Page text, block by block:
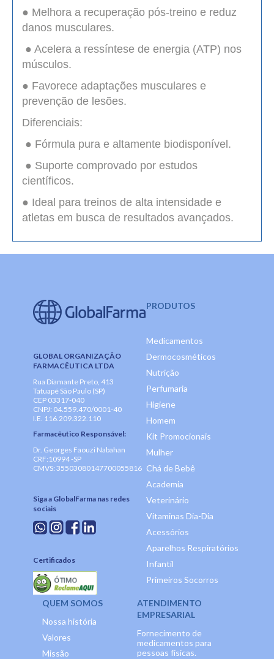
● Melhora a recuperação pós-treino e reduz
danos musculares.
● Acelera a ressíntese de energia (ATP) nos
músculos.
● Favorece adaptações musculares e
prevenção de lesões.
Diferenciais:
● Fórmula pura e altamente biodisponível.
● Suporte comprovado por estudos
científicos.
● Ideal para treinos de alta intensidade e
atletas em busca de resultados avançados.
GLOBAL ORGANIZAÇÃO
FARMACÊUTICA LTDA
Rua Diamante Preto, 413
Tatuapé São Paulo (SP)
CEP 03317-040
CNPJ: 04.559.470/0001-40
I.E. 116.209.322.110
Farmacêutico Responsável:
Dr. Georges Faouzi Nabahan
CRF:10994 -SP
CMVS: 35503080147700055816
Siga a GlobalFarma nas redes
sociais
Certificados
PRODUTOS
Medicamentos
Dermocosméticos
Nutrição
Perfumaria
Higiene
Homem
Kit Promocionais
Mulher
Chá de Bebê
Academia
Veterinário
Vitaminas Dia-Dia
Acessórios
Aparelhos Respiratórios
Infantil
Primeiros Socorros
QUEM SOMOS
Nossa história
Valores
Missão
ATENDIMENTO
EMPRESARIAL
Fornecimento de
medicamentos para
pessoas físicas.